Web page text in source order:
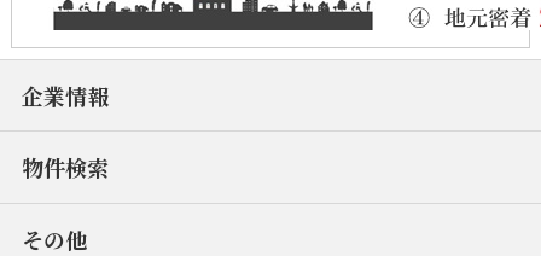
企業情報
物件検索
その他